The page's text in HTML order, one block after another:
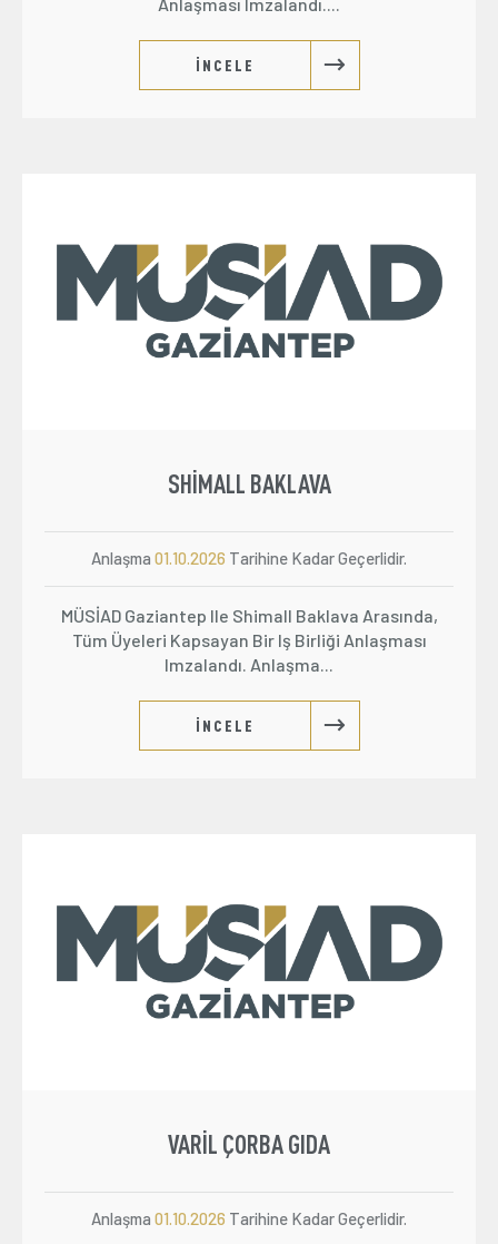
İNCELE
SHIMALL BAKLAVA
Anlaşma 01.10.2026 Tarihine Kadar Geçerlidir.
MÜSİAD Gaziantep Ile Shimall Baklava Arasında,
Tüm Üyeleri Kapsayan Bir Iş Birliği Anlaşması
Imzalandı. Anlaşma...
İNCELE
VARIL ÇORBA GIDA
Anlaşma 01.10.2026 Tarihine Kadar Geçerlidir.